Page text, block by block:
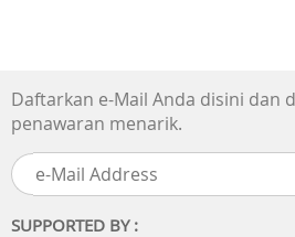
Location Technology
GPS, Glonass, Beidou, Galileo
Wi-Fi
802.11a/b/g/n 2.4GHz+5GHz
Daftarkan e-Mail Anda disini dan
penawaran menarik.
SUPPORTED BY :